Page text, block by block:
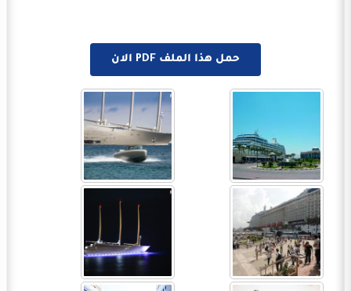
حمل هذا الملف PDF الان